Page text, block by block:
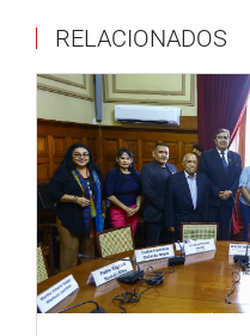
cumpla”, señala el
OFICINA DE
INSTITUCIONAL
RELACIONADOS